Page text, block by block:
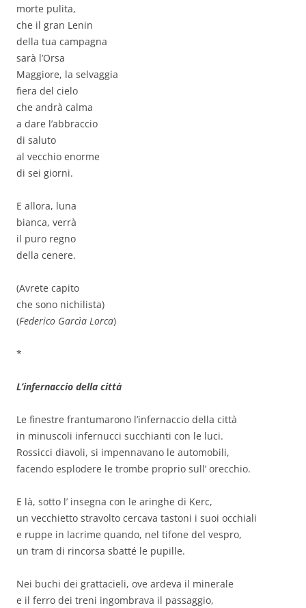
morte pulita,
che il gran Lenin
della tua campagna
sarà l’Orsa
Maggiore, la selvaggia
fiera del cielo
che andrà calma
a dare l’abbraccio
di saluto
al vecchio enorme
di sei giorni.
E allora, luna
bianca, verrà
il puro regno
della cenere.
(Avrete capito
che sono nichilista)
(Federico Garcìa Lorca)
*
L’infernaccio della città
Le finestre frantumarono l’infernaccio della città
in minuscoli infernucci succhianti con le luci.
Rossicci diavoli, si impennavano le automobili,
facendo esplodere le trombe proprio sull’ orecchio.
E là, sotto l’ insegna con le aringhe di Kerc,
un vecchietto stravolto cercava tastoni i suoi occhiali
e ruppe in lacrime quando, nel tifone del vespro,
un tram di rincorsa sbatté le pupille.
Nei buchi dei grattacieli, ove ardeva il minerale
e il ferro dei treni ingombrava il passaggio,